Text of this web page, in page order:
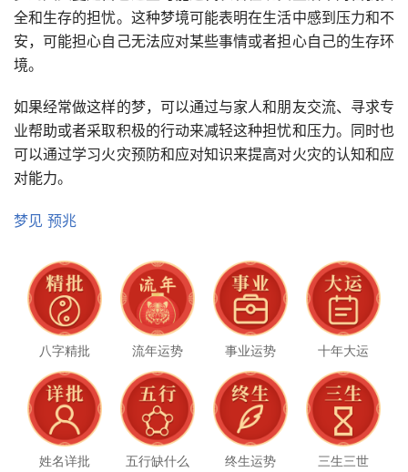
全和生存的担忧。这种梦境可能表明在生活中感到压力和不
安，可能担心自己无法应对某些事情或者担心自己的生存环
境。
如果经常做这样的梦，可以通过与家人和朋友交流、寻求专
业帮助或者采取积极的行动来减轻这种担忧和压力。同时也
可以通过学习火灾预防和应对知识来提高对火灾的认知和应
对能力。
梦见 预兆
八字精批 流年运势 事业运势 十年大运
姓名详批 五行缺什么 终生运势 三生三世